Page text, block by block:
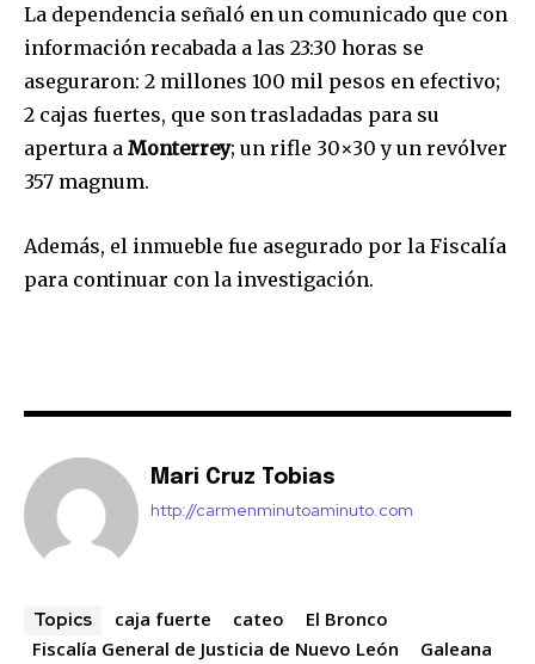
La dependencia señaló en un comunicado que con
información recabada a las 23:30 horas se
aseguraron: 2 millones 100 mil pesos en efectivo;
2 cajas fuertes, que son trasladadas para su
apertura a Monterrey; un rifle 30×30 y un revólver
357 magnum.
Además, el inmueble fue asegurado por la Fiscalía
para continuar con la investigación.
Mari Cruz Tobias
http://carmenminutoaminuto.com
Topics caja fuerte cateo
El Bronco
Fiscalía General de Justicia de Nuevo León
Galeana